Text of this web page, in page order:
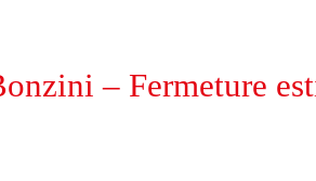
tournés, d’inspiration Louis
en version teinte merisier. Sa
un autre style à votre
exactement la même qualité
– Fermeture